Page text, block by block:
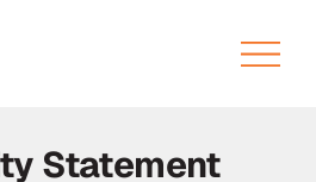
Statement